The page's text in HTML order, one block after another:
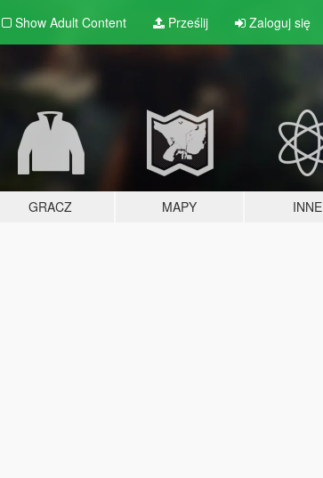
Show Adult Content Prześlij Zaloguj się
GRACZ MAPY INNE